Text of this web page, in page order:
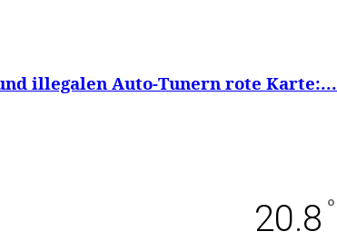
illegalen Auto-Tunern rote Karte:...
20.8 °